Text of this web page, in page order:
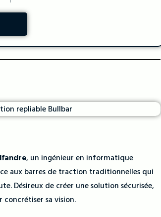
, un ingénieur en informatique
aux barres de traction traditionnelles qui
Désireux de créer une solution sécurisée,
concrétiser sa vision.